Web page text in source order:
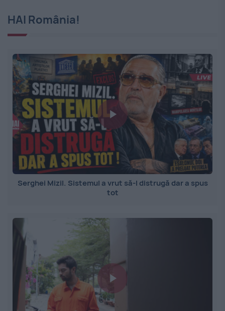
HAI România!
Serghei Mizil. Sistemul a vrut să-l distrugă dar a spus
tot